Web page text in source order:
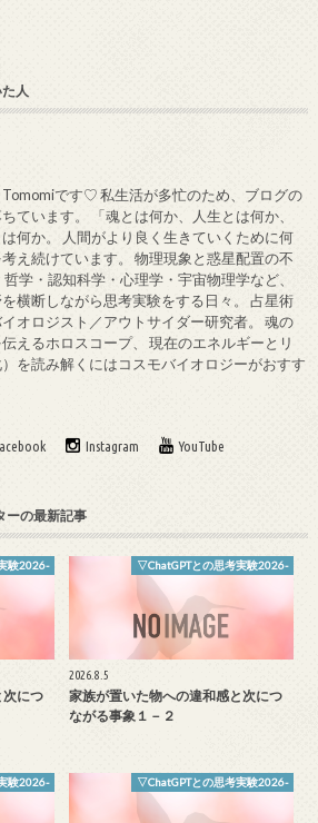
人
です♡ 私生活が多忙のため、ブログの
ています。 「魂とは何か、人生とは何か、
何か。 人間がより良く生きていくために何
え続けています。 物理現象と惑星配置の不
学・認知科学・心理学・宇宙物理学など、
横断しながら思考実験をする日々。 占星術
オロジスト／アウトサイダー研究者。 魂の
えるホロスコープ、 現在のエネルギーとリ
を読み解くにはコスモバイオロジーがおすす
Instagram YouTube
ーの最新記事
験2026-
次につ
▽ChatGPTとの思考実験2026-
2026.8.5
家族が置いた物への違和感と次につ
ながる事象１－２
験2026- ▽ChatGPTとの思考実験2026-